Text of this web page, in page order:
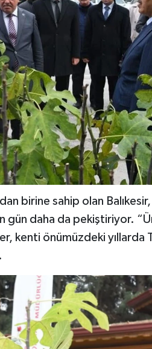
birine sahip olan Balıkesir,
gün daha da pekiştiriyor.
kenti önümüzdeki yıllarda